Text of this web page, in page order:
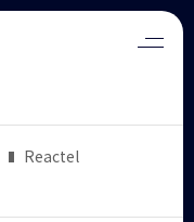
Reactel